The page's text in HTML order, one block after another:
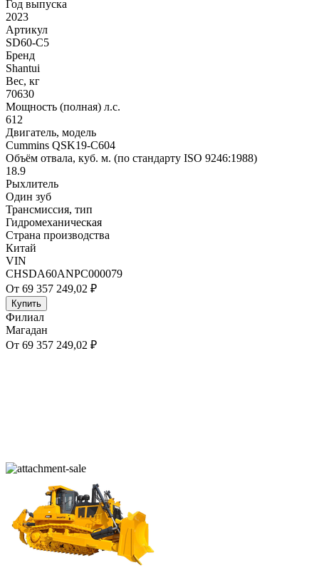
Год выпуска
2023
Артикул
SD60-C5
Бренд
Shantui
Вес, кг
70630
Мощность (полная) л.с.
612
Двигатель, модель
Cummins QSK19-C604
Объём отвала, куб. м. (по стандарту ISO 9246:1988)
18.9
Рыхлитель
Один зуб
Трансмиссия, тип
Гидромеханическая
Страна производства
Китай
VIN
CHSDA60ANPC000079
От 69 357 249,02 ₽
Купить
Филиал
Магадан
От 69 357 249,02 ₽